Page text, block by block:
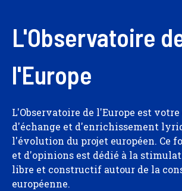
L'Observatoire
l'Europe
L'Observatoire de l'Europe est votre
d'échange et d'enrichissement
l'évolution du projet européen. Ce
et d'opinions est dédié à la
libre et constructif autour de la
européenne.